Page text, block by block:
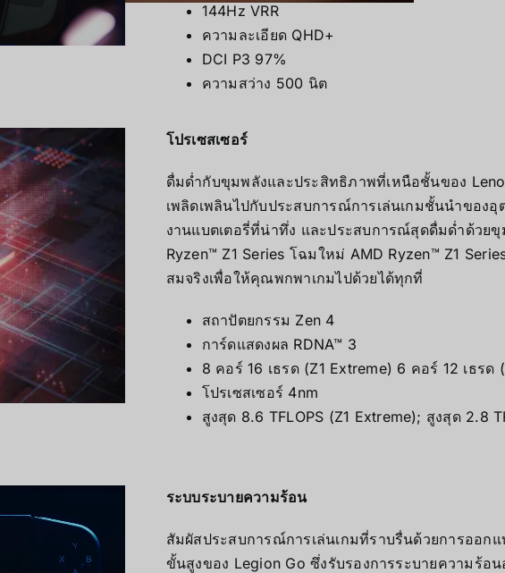
144Hz VRR
ความละเอียด QHD+
DCI P3 97%
ความสว่าง 500 นิต
โปรเซสเซอร์
ดื่มด่ำกับขุมพลังและประสิทธิภาพที่เหนือชั้นของ
เพลิดเพลินไปกับประสบการณ์การเล่นเกมชั้นนำของ
งานแบตเตอรี่ที่น่าทึ่ง และประสบการณ์สุดดื่มด่ำด้วยขุ
Ryzen™ Z1 Series โฉมใหม่ AMD Ryzen™ Z1
สมจริงเพื่อให้คุณพกพาเกมไปด้วยได้ทุกที่
สถาปัตยกรรม Zen 4
การ์ดแสดงผล RDNA™ 3
8 คอร์ 16 เธรด (Z1 Extreme) 6 คอร์ 12 เธรด
โปรเซสเซอร์ 4nm
สูงสุด 8.6 TFLOPS (Z1 Extreme); สูงสุด 2.8
ระบบระบายความร้อน
สัมผัสประสบการณ์การเล่นเกมที่ราบรื่นด้วยการออก
ขั้นสูงของ Legion Go ซึ่งรับรองการระบายความร้อ